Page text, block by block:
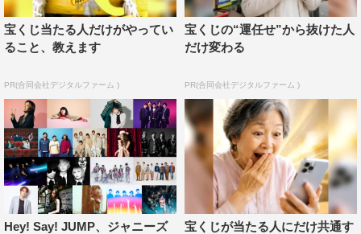
LiSA Sexy Zone
ジャニーズWEST 宮野真守
蒼井翔太
宝くじ当たる人だけがやってい
ること、教えます
PR(合同会社デジタルファーム )
宝くじの“運任せ”から抜けた人
だけ変わる
PR(合同会社デジタルファーム )
Hey! Say! JUMP、ジャニーズ
宝くじが当たる人にだけ共通す